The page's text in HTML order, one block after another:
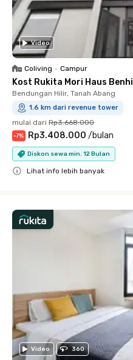
Video
Coliving • Campur
Kost Rukita Mori Haus Benhil
Bendungan Hilir, Tanah Abang
1.6 km dari revenue tower
mulai dari Rp3.668.000
-7% Rp3.408.000 /bulan
Diskon sewa min. 12 Bulan
Lihat info lebih banyak
Video 360